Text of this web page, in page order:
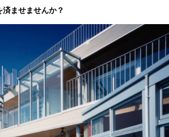
ませませんか？